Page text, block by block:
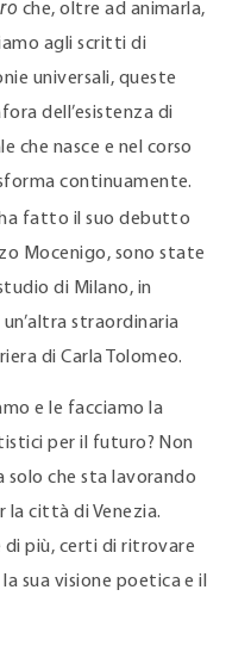
che, oltre ad animarla,
agli scritti di
universali, queste
dell’esistenza di
che nasce e nel corso
continuamente.
ha fatto il suo debutto
Mocenigo, sono state
di Milano, in
un’altra straordinaria
di Carla Tolomeo.
e le facciamo la
per il futuro? Non
solo che sta lavorando
la città di Venezia.
più, certi di ritrovare
sua visione poetica e il